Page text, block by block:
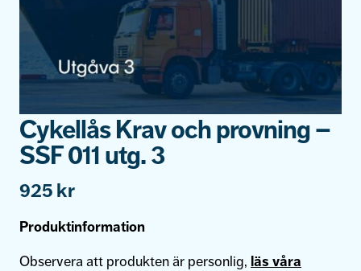
Cykellås Krav och provning –
SSF 011 utg. 3
925 kr
Produktinformation
Observera att produkten är personlig, läs våra